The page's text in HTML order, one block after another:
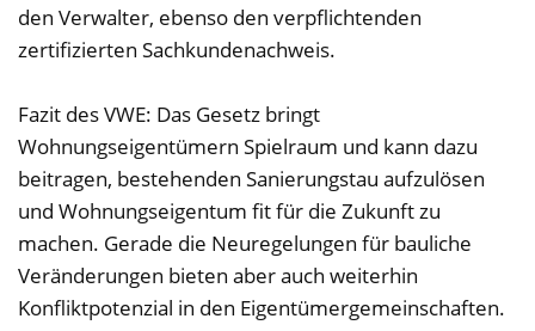
den Verwalter, ebenso den verpflichtenden
zertifizierten Sachkundenachweis.
Fazit des VWE: Das Gesetz bringt
Wohnungseigentümern Spielraum und kann dazu
beitragen, bestehenden Sanierungstau aufzulösen
und Wohnungseigentum fit für die Zukunft zu
machen. Gerade die Neuregelungen für bauliche
Veränderungen bieten aber auch weiterhin
Konfliktpotenzial in den Eigentümergemeinschaften.